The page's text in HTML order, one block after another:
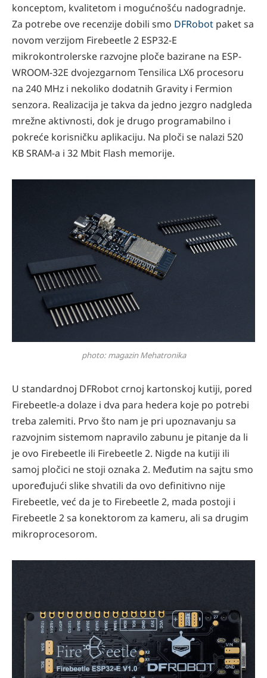
konceptom, kvalitetom i mogućnošću nadogradnje.
Za potrebe ove recenzije dobili smo DFRobot paket sa
novom verzijom Firebeetle 2 ESP32-E
mikrokontrolerske razvojne ploče bazirane na ESP-
WROOM-32E dvojezgarnom Tensilica LX6 procesoru
na 240 MHz i nekoliko dodatnih Gravity i Fermion
senzora. Realizacija je takva da jedno jezgro nadgleda
mrežne aktivnosti, dok je drugo programabilno i
pokreće korisničku aplikaciju. Na ploči se nalazi 520
KB SRAM-a i 32 Mbit Flash memorije.
photo: magazin Mehatronika
U standardnoj DFRobot crnoj kartonskoj kutiji, pored
Firebeetle-a dolaze i dva para hedera koje po potrebi
treba zalemiti. Prvo što nam je pri upoznavanju sa
razvojnim sistemom napravilo zabunu je pitanje da li
je ovo Firebeetle ili Firebeetle 2. Nigde na kutiji ili
samoj pločici ne stoji oznaka 2. Međutim na sajtu smo
upoređujući slike shvatili da ovo definitivno nije
Firebeetle, već da je to Firebeetle 2, mada postoji i
Firebeetle 2 sa konektorom za kameru, ali sa drugim
mikroprocesorom.